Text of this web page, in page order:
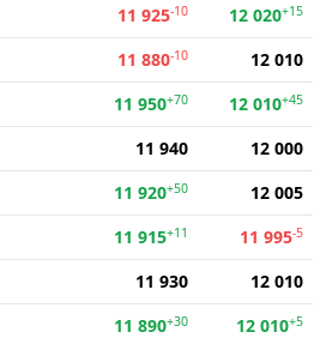
11 925-10 12 020+15
11 880-10
12 010
11 950+70 12 010+45
11 940
12 000
11 920+50
12 005
11 915+11 11 995-5
11 930
12 010
11 890+30 12 010+5